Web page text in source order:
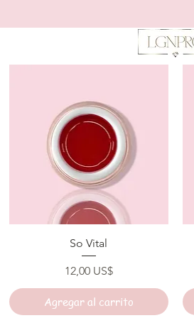
Vista rápida
So Vital
Precio
12,00 US$
Agregar al carrito